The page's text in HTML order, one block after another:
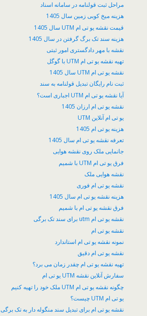
مراحل ثبت قولنامه در سامانه اسناد
هزینه میخ کوبی زمین سال 1405
قیمت نقشه یو تی ام UTM سال 1405
هزینه سند تک برگ گرفتن در سال 1405
نقشه با مهر دادگستری امور ثبتی
تهیه نقشه یو تی ام UTM با گوگل
نقشه یو تی ام UTM سال 1405
ثبت نام رایگان تبدیل قولنامه به سند
آیا نقشه یو تی ام UTM اجباری است؟
نقشه یو تی ام ارزان 1405
یو تی ام آنلاین UTM
هزینه یو تی ام 1405
تعرفه نقشه یو تی ام سال 1405
جانمایی ملک روی نقشه هوایی
فرق یو تی ام UTM با شمیم
نقشه هوایی ملک
نقشه یو تی ام فوری
هزینه نقشه یو تی ام سال 1405
فرق نقشه یو تی ام با شمیم
نقشه یو تی ام utm برای سند تک برگی
نقشه یو تی ام
نمونه نقشه یو تی ام استاندارد
نقشه یو تی ام دقیق
تهیه نقشه یو تی ام چقدر زمان می برد؟
سفارش آنلاین نقشه UTM یو تی ام
چگونه نقشه یو تی ام UTM ملک خود را تهیه کنیم
یو تی ام UTM چیست؟
نقشه یو تی ام برای تبدیل سند منگوله دار به تک برگی